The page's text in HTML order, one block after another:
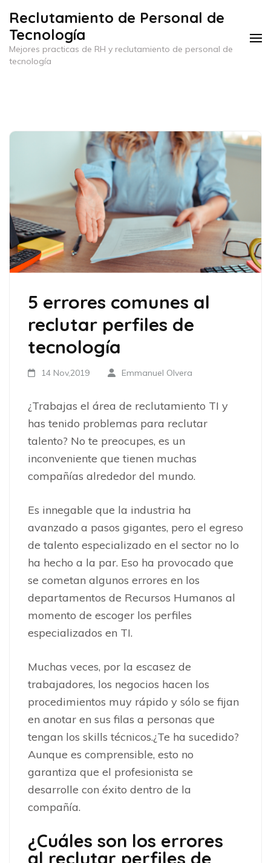
contenido
(presiona
Reclutamiento de Personal de
Tecnología
Mejores practicas de RH y reclutamiento de personal de
tecnología
5 errores comunes al
reclutar perfiles de
tecnología
14 Nov,2019 Emmanuel Olvera
¿Trabajas el área de reclutamiento TI y
has tenido problemas para reclutar
talento? No te preocupes, es un
inconveniente que tienen muchas
compañías alrededor del mundo.
Es innegable que la industria ha
avanzado a pasos gigantes, pero el egreso
de talento especializado en el sector no lo
ha hecho a la par. Eso ha provocado que
se cometan algunos errores en los
departamentos de Recursos Humanos al
momento de escoger los perfiles
especializados en TI.
Muchas veces, por la escasez de
trabajadores, los negocios hacen los
procedimientos muy rápido y sólo se fijan
en anotar en sus filas a personas que
tengan los skills técnicos.¿Te ha sucedido?
Aunque es comprensible, esto no
garantiza que el profesionista se
desarrolle con éxito dentro de la
compañía.
¿Cuáles son los errores
al reclutar perfiles de